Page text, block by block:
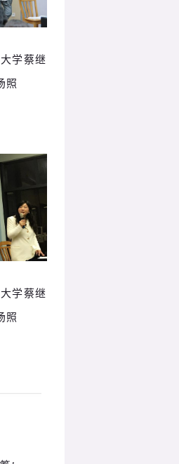
学蔡继
照
学蔡继
照